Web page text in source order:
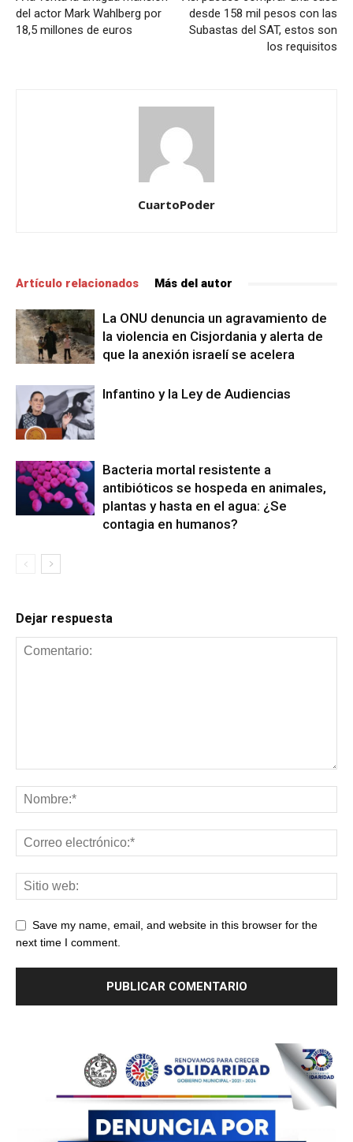
del actor Mark Wahlberg por
18,5 millones de euros
desde 158 mil pesos con las
Subastas del SAT, estos son
los requisitos
CuartoPoder
Artículo relacionados Más del autor
La ONU denuncia un agravamiento de
la violencia en Cisjordania y alerta de
que la anexión israelí se acelera
Infantino y la Ley de Audiencias
Bacteria mortal resistente a
antibióticos se hospeda en animales,
plantas y hasta en el agua: ¿Se
contagia en humanos?
Dejar respuesta
Save my name, email, and website in this browser for the
next time I comment.